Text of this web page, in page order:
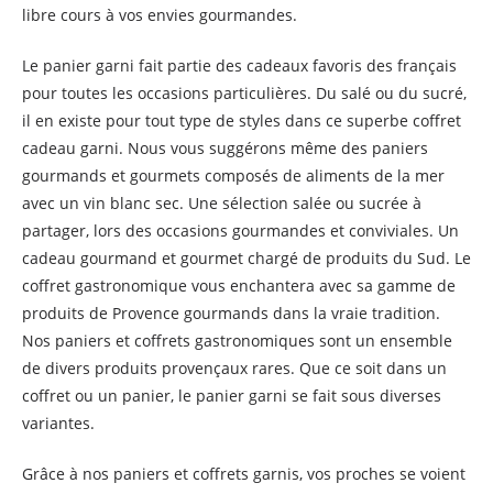
libre cours à vos envies gourmandes.
Le panier garni fait partie des cadeaux favoris des français
pour toutes les occasions particulières. Du salé ou du sucré,
il en existe pour tout type de styles dans ce superbe coffret
cadeau garni. Nous vous suggérons même des paniers
gourmands et gourmets composés de aliments de la mer
avec un vin blanc sec. Une sélection salée ou sucrée à
partager, lors des occasions gourmandes et conviviales. Un
cadeau gourmand et gourmet chargé de produits du Sud. Le
coffret gastronomique vous enchantera avec sa gamme de
produits de Provence gourmands dans la vraie tradition.
Nos paniers et coffrets gastronomiques sont un ensemble
de divers produits provençaux rares. Que ce soit dans un
coffret ou un panier, le panier garni se fait sous diverses
variantes.
Grâce à nos paniers et coffrets garnis, vos proches se voient